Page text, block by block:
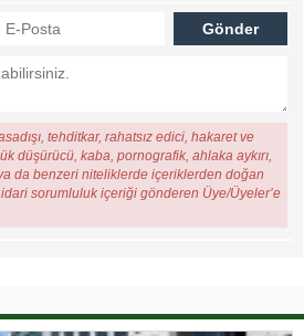
tehditkar, rahatsız edici, hakaret ve
düşürücü, kaba, pornografik, ahlaka aykırı,
da benzeri niteliklerde içeriklerden doğan
sorumluluk içeriği gönderen Üye/Üyeler’e